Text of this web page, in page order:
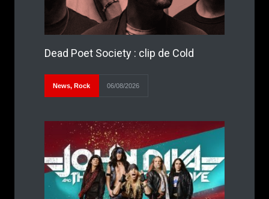
Dead Poet Society : clip de Cold
News, Rock 06/08/2026